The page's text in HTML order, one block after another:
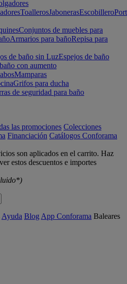
ToallerosJabonerasEscobillero
Conjuntos de muebles para
Armarios para bañoRepisa para
de baño sin LuzEspejos de baño
con aumento
Mamparas
Grifos para ducha
de seguridad para baño
las promociones Colecciones
Financiación Catálogos Conforama
son aplicados en el carrito. Haz
estos descuentos e importes
Ayuda Blog App Conforama Baleares